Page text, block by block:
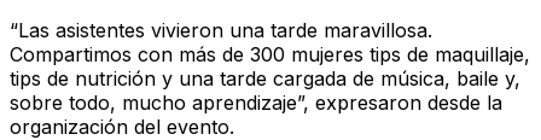
“Las asistentes vivieron una tarde maravillosa.
Compartimos con más de 300 mujeres tips de maquillaje,
tips de nutrición y una tarde cargada de música, baile y,
sobre todo, mucho aprendizaje”, expresaron desde la
organización del evento.